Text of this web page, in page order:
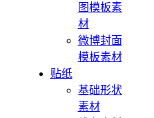
图模板素
材
微博封面
模板素材
贴纸
基础形状
素材